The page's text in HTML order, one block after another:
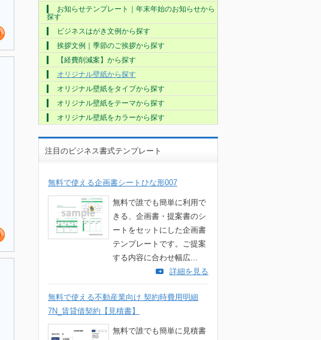
お知らせテンプレート｜年末年始のお知らせから
探す
ビジネスはがき文例から探す
挨拶文例｜季節のご挨拶から探す
【経費削減案】から探す
オリジナル壁紙から探す
オリジナル壁紙をタイプから探す
オリジナル壁紙をテーマから探す
オリジナル壁紙をカラーから探す
注目のビジネス書式テンプレート
無料で使える企画書シートひな形007
無料で誰でも簡単に利用で
きる、企画書・提案書のシ
ートをセットにした企画書
テンプレートです。ご提案
する内容に合わせ幅広...
詳細を見る
無料で使える不動産業向け 契約時費用明細
7N_賃貸借契約【見積書】
無料で誰でも簡単に見積書